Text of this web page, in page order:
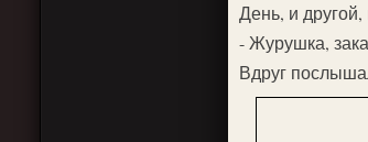
День, и другой,
- Журушка,
Вдруг